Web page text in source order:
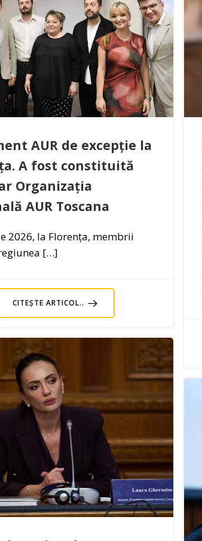
AUR de excepție la
A fost constituită
Organizația
AUR Toscana
2026, la Florența, membrii
[…]
CITEȘTE ARTICOL..